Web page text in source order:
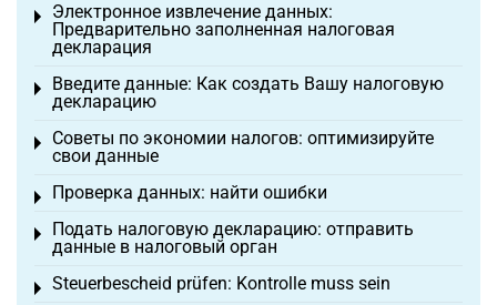
Электронное извлечение данных:
Предварительно заполненная налоговая
декларация
Toggle menu
Введите данные: Как создать Вашу налоговую
декларацию
Toggle menu
Советы по экономии налогов: оптимизируйте
свои данные
Toggle menu
Проверка данных: найти ошибки
Toggle menu
Подать налоговую декларацию: отправить
данные в налоговый орган
Toggle menu
Steuerbescheid prüfen: Kontrolle muss sein
Toggle menu